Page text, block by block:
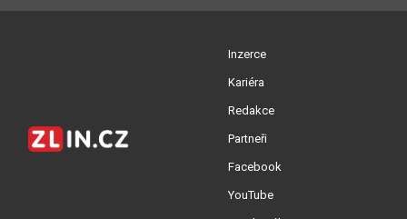
Inzerce
Kariéra
Redakce
Partneři
Facebook
YouTube